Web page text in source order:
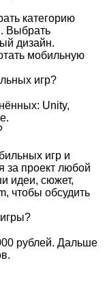
категорию
Выбрать
дизайн.
мобильную
игр?
Unity,
игр и
за проект любой
идеи, сюжет,
чтобы обсудить
рублей. Дальше